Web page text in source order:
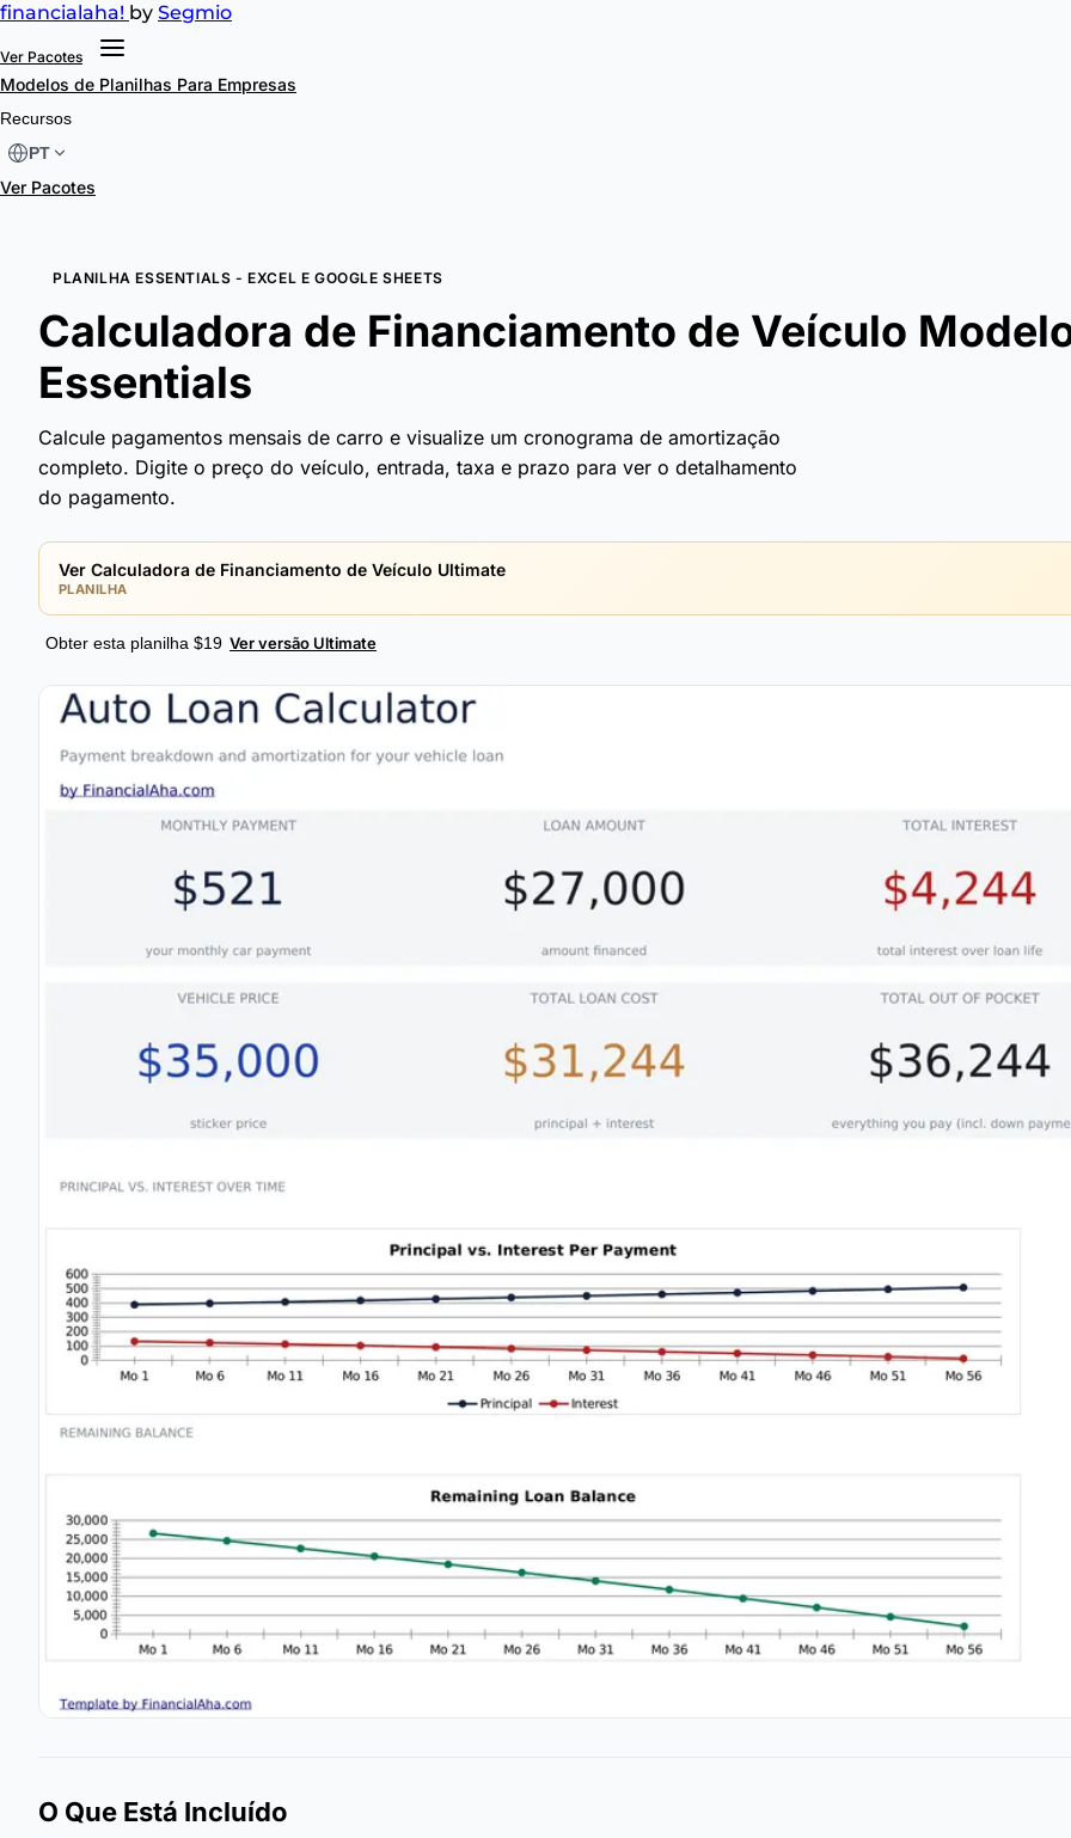
financialaha! by Segmio
Ver Pacotes
Modelos de Planilhas Para Empresas
Recursos
PT
Ver Pacotes
PLANILHA ESSENTIALS - EXCEL E GOOGLE SHEETS
Calculadora de Financiamento de Veículo
Essentials
Calcule pagamentos mensais de carro e visualize um cronograma de amortização
completo. Digite o preço do veículo, entrada, taxa e prazo para ver o detalhamento
do pagamento.
Ver Calculadora de Financiamento de Veículo Ultimate
PLANILHA
Obter esta planilha $19 Ver versão Ultimate
O Que Está Incluído